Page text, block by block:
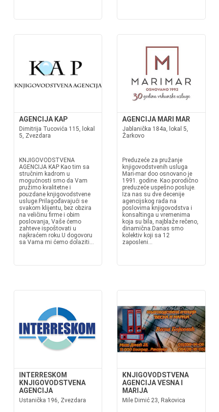
AGENCIJA KAP
Dimitrija Tucovića 115, lokal
5, Zvezdara
KNJIGOVODSTVENA
AGENCIJA KAP Kao tim sa
stručnim kadrom u
mogućnosti smo da Vam
pružimo kvalitetne i
pouzdane knjigovodstvene
usluge.Prilagođavajući se
svakom klijentu, bez obzira
na veličinu firme i obim
poslovanja, Vaše ćemo
zahteve ispoštovati u
najkraćem roku.U dogovoru
sa Vama mi ćemo dolaziti...
AGENCIJA MARI MAR
Jablanička 184a, lokal 5,
Žarkovo
Preduzeće za pružanje
knjigovodstvenih usluga
Mari-mar doo osnovano je
1991. godine. Kao porodično
preduzeće uspešno posluje.
Iza nas su dve decenije
agencijskog rada na
poslovima knjigovodstva i
konsaltinga u vremenima
koja su bila, najblaže rečeno,
dinamična.Danas smo
kolektiv koji sa 12
zaposleni...
INTERRESKOM
KNJIGOVODSTVENA
AGENCIJA
Ustanička 196, Zvezdara
KNJIGOVODSTVENA
AGENCIJA VESNA I
MARIJA
Mile Dimić 23, Rakovica